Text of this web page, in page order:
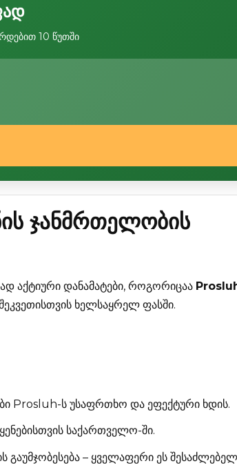
10 წუთში
ჯანმრთელობის
აქტიური დანამატები, როგორიცაა
ხელსაყრელ ფასში.
Prosluh-ს უსაფრთხო და ეფექტური ხდის.
საქართველო-ში.
გაუმჯობესება – ყველაფერი ეს